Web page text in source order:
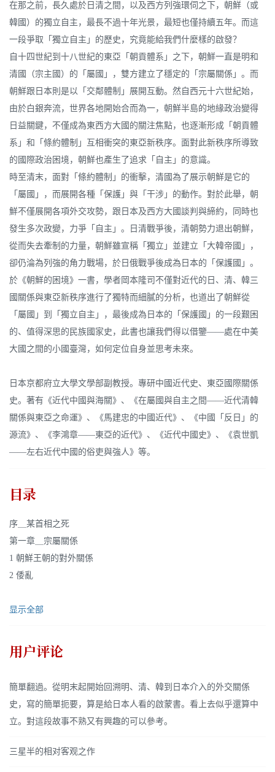
在那之前，長久處於日清之間，以及西方列強環伺之下，朝鮮（或
韓國）的獨立自主，最長不過十年光景，最短也僅持續五年。而這
一段爭取「獨立自主」的歷史，究竟能給我們什麼樣的啟發？
自十四世紀到十八世紀的東亞「朝貢體系」之下，朝鮮一直是明和
清國（宗主國）的「屬國」，雙方建立了穩定的「宗屬關係」。而
朝鮮跟日本則是以「交鄰體制」展開互動。然自西元十六世紀始，
由於白銀奔流，世界各地開始合而為一，朝鮮半島的地緣政治變得
日益關鍵，不僅成為東西方大國的關注焦點，也逐漸形成「朝貢體
系」和「條約體制」互相衝突的東亞新秩序。面對此新秩序所導致
的國際政治困境，朝鮮也產生了追求「自主」的意識。
時至清末，面對「條約體制」的衝擊，清國為了展示朝鮮是它的
「屬國」，而展開各種「保護」與「干涉」的動作。對於此舉，朝
鮮不僅展開各項外交攻勢，跟日本及西方大國談判與締約，同時也
發生多次政變，力爭「自主」。日清戰爭後，清朝勢力退出朝鮮，
從而失去牽制的力量，朝鮮雖宣稱「獨立」並建立「大韓帝國」，
卻仍淪為列強的角力戰場，於日俄戰爭後成為日本的「保護國」。
於《朝鮮的困境》一書，學者岡本隆司不僅對近代的日、清、韓三
國關係與東亞新秩序進行了獨特而細膩的分析，也道出了朝鮮從
「屬國」到「獨立自主」，最後成為日本的「保護國」的一段艱困
的、值得深思的民族國家史，此書也讓我們得以借鑒——處在中美
大國之間的小國臺灣，如何定位自身並思考未來。
日本京都府立大學文學部副教授。專研中國近代史、東亞國際關係
史。著有《近代中國與海關》、《在屬國與自主之間——近代清韓
關係與東亞之命運》、《馬建忠的中國近代》、《中國「反日」的
源流》、《李鴻章——東亞的近代》、《近代中國史》、《袁世凱
——左右近代中國的俗吏與強人》等。
目录
序＿某首相之死
第一章＿宗屬關係
1 朝鮮王朝的對外關係
2 倭亂
显示全部
用户评论
簡單翻過。從明末起開始回溯明、清、韓到日本介入的外交關係
史，寫的簡單扼要，算是給日本人看的啟蒙書。看上去似乎還算中
立。對這段故事不熟又有興趣的可以參考。
三星半的相对客观之作